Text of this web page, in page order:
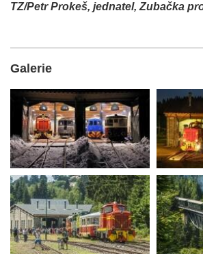
TZ/Petr Prokeš, jednatel, Zubačka
Galerie